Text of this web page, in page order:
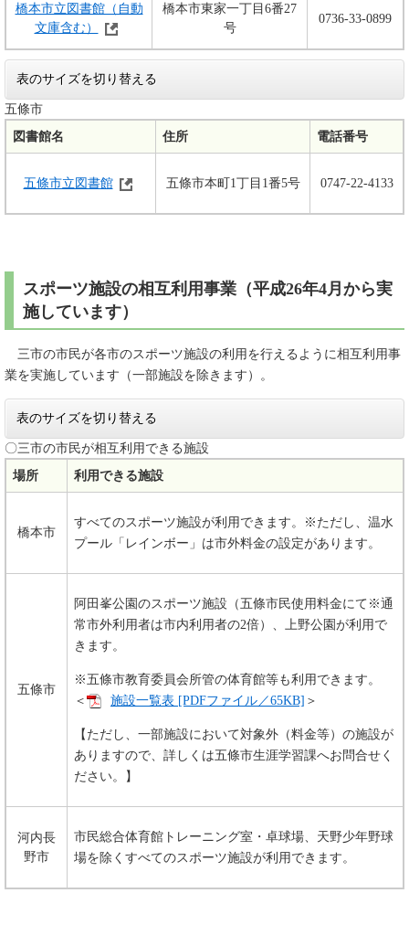
橋本市立図書館（自動
文庫含む）
橋本市東家一丁目6番27
号
0736-33-0899
表のサイズを切り替える
五條市
図書館名
住所 電話番号
五條市立図書館 五條市本町1丁目1番5号 0747-22-4133
スポーツ施設の相互利用事業（平成26年4月から実
施しています）
三市の市民が各市のスポーツ施設の利用を行えるように相互利用事
業を実施しています（一部施設を除きます）。
表のサイズを切り替える
〇三市の市民が相互利用できる施設
場所
利用できる施設
橋本市
すべてのスポーツ施設が利用できます。※ただし、温水
プール「レインボー」は市外料金の設定があります。
五條市
阿田峯公園のスポーツ施設（五條市民使用料金にて※通
常市外利用者は市内利用者の2倍）、上野公園が利用で
きます。
※五條市教育委員会所管の体育館等も利用できます。
＜
施設一覧表 [PDFファイル／65KB] ＞
【ただし、一部施設において対象外（料金等）の施設が
ありますので、詳しくは五條市生涯学習課へお問合せく
ださい。】
河内長
野市
市民総合体育館トレーニング室・卓球場、天野少年野球
場を除くすべてのスポーツ施設が利用できます。